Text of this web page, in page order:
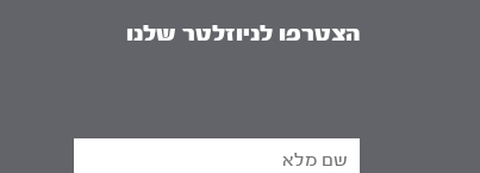
הצטרפו לניוזלטר שלנו